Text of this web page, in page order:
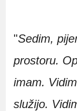
"Sedim,
prostoru.
imam.
služijo.